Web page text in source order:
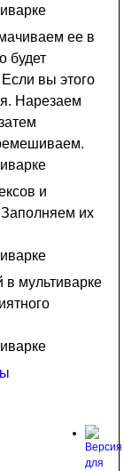
ее в
будет
вы этого
Нарезаем
и
их
в мультиварке